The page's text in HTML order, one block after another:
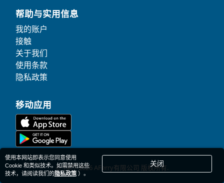
帮助与实用信息
我的账户
接触
关于我们
使用条款
隐私政策
移动应用
© 1977-2026 AFerry有限公司 版权所有.
使用本网站即表示您同意使用
Cookie 和类似技术。如需禁用这些
技术，请阅读我们的隐私政策）。
关闭